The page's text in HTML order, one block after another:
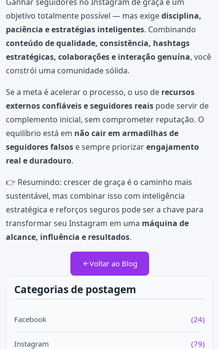
objetivo totalmente possível — mas exigedisciplina,
paciência e estratégias inteligentes. Combinando
conteúdo de qualidade, consistência, hashtags
estratégicas, colaborações e interação genuína, você
constrói uma comunidade sólida.
Se a meta é acelerar o processo, o uso de recursos
externos confiáveis e seguidores reais pode servir de
complemento inicial, sem comprometer reputação. O
equilíbrio está em não cair em armadilhas de
seguidores falsos e sempre priorizarengajamento
real e duradouro.
👉 Resumindo: crescer de graça é o caminho mais
sustentável, mas combinar isso com inteligência
estratégica e reforços seguros pode ser a chave para
transformar seu Instagram em uma máquina de
alcance, influência e resultados.
Voltar ao Blog
Categorias de postagem
Facebook (24)
Instagram (79)